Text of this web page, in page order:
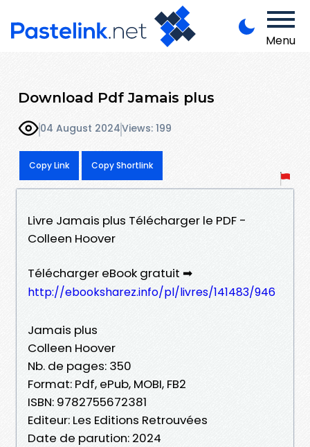
Menu
Download Pdf Jamais plus
04 August 2024Views: 199
Copy Link Copy Shortlink
Livre Jamais plus Télécharger le PDF -
Colleen Hoover
Télécharger eBook gratuit ➡
http://ebooksharez.info/pl/livres/141483/946
Jamais plus
Colleen Hoover
Nb. de pages: 350
Format: Pdf, ePub, MOBI, FB2
ISBN: 9782755672381
Editeur: Les Editions Retrouvées
Date de parution: 2024